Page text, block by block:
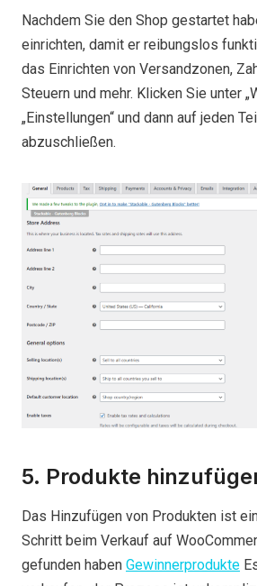
Nachdem Sie den Shop gestartet
einrichten, damit er reibungslos
das Einrichten von Versandzonen,
Steuern und mehr. Klicken Sie unter
„Einstellungen“ und dann auf jeden
abzuschließen.
5. Produkte
Das Hinzufügen von Produkten ist
Schritt beim Verkauf auf
gefunden haben Gewinnerprodukte